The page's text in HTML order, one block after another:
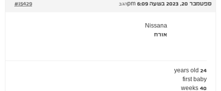
ספטמבר 20, 2023 בשעה 6:09 pm #15429 הגב
Nissana
אורח
24 years old
first baby
40 weeks